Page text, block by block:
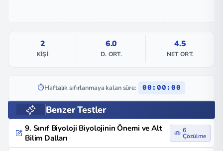
2
KIŞI
6.0
D. ORT.
4.5
NET ORT.
⏱️Haftalık sıfırlanmaya kalan süre: 00:00:00
Benzer Testler
9. Sınıf Biyoloji Biyolojinin Önemi ve Alt
Bilim Dalları
6
Çözülme